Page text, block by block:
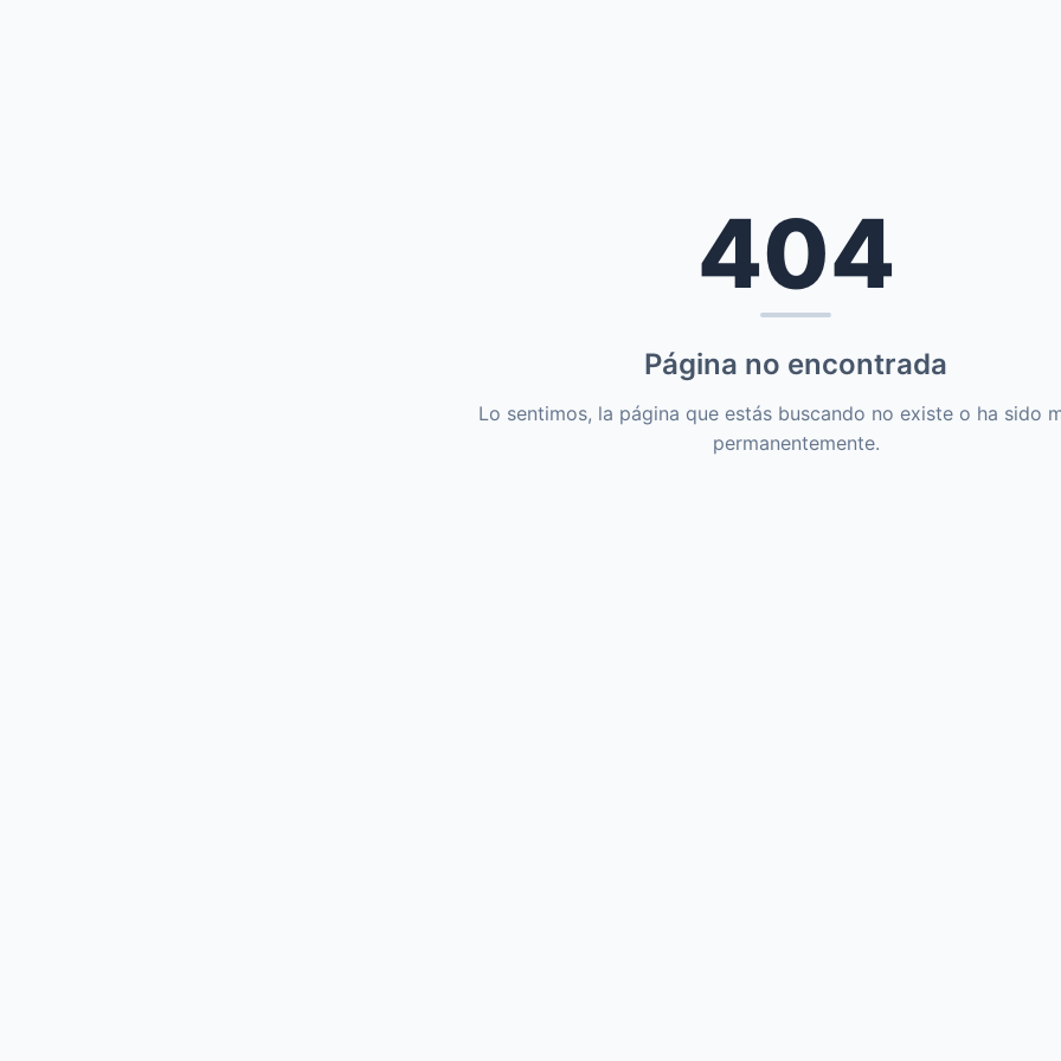
404
Página no encontrada
Lo sentimos, la página que estás buscando no existe o ha sido
permanentemente.